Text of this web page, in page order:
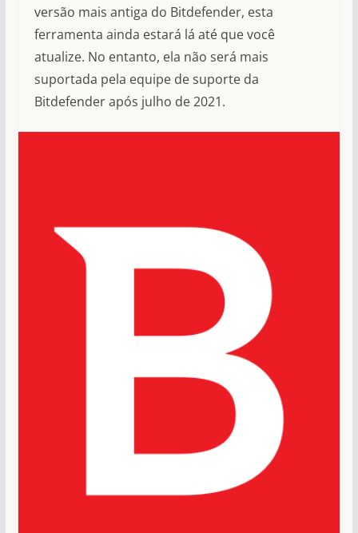
versão mais antiga do Bitdefender, esta
ferramenta ainda estará lá até que você
atualize. No entanto, ela não será mais
suportada pela equipe de suporte da
Bitdefender após julho de 2021.